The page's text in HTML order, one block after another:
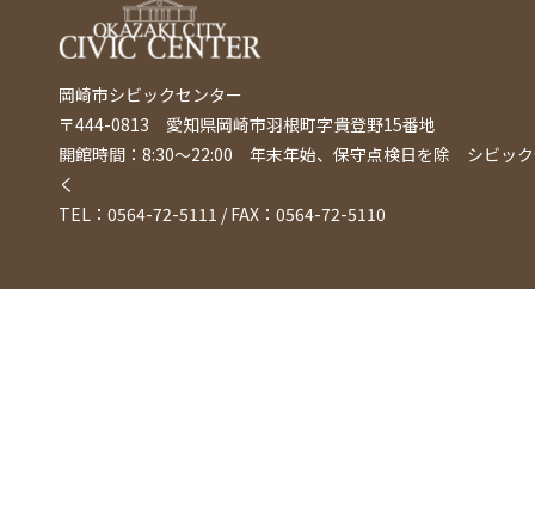
岡崎市シビックセンター
〒444-0813 愛知県岡崎市羽根町字貴登野15番地
開館時間：8:30〜22:00 年末年始、保守点検日を除
く
TEL：0564-72-5111 / FAX：0564-72-5110
シビッ